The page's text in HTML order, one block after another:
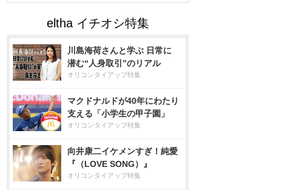
川島海荷さんと学ぶ 日常に
潜む“人身取引”のリアル
オリコンタイアップ特集
マクドナルドが40年にわたり
支える「小学生の甲子園」
オリコンタイアップ特集
向井康二イケメンすぎ！純愛
『（LOVE SONG）』
オリコンタイアップ特集